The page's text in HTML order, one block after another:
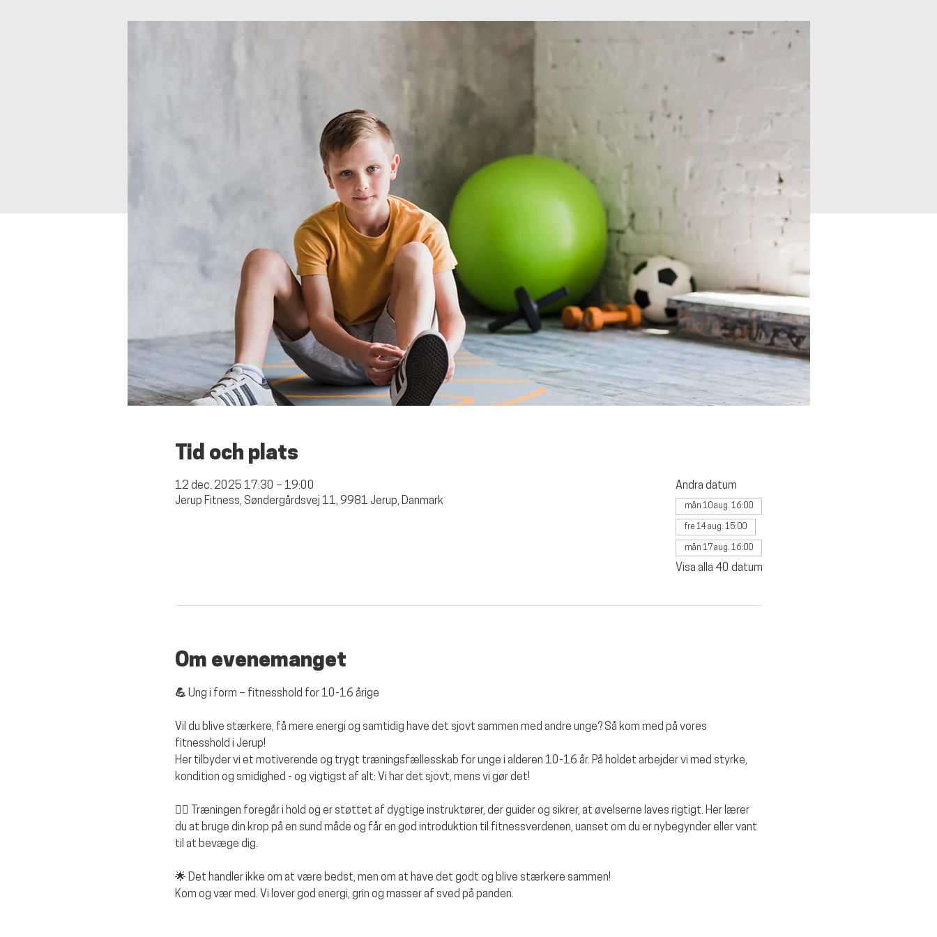
Tid och plats
12 dec. 2025 17:30 – 19:00
Jerup Fitness, Søndergårdsvej 11, 9981 Jerup, Danmark
Andra datum
mån 10 aug. 16:00
fre 14 aug. 15:00
mån 17 aug. 16:00
Visa alla 40 datum
Om evenemanget
💪 Ung i form – fitnesshold for 10-16 årige
Vil du blive stærkere, få mere energi og samtidig have det sjovt sammen med andre unge? Så kom med på vores
fitnesshold i Jerup!
Her tilbyder vi et motiverende og trygt træningsfællesskab for unge i alderen 10-16 år. På holdet arbejder vi med styrke,
kondition og smidighed - og vigtigst af alt: Vi har det sjovt, mens vi gør det!
🏋️‍♂️ Træningen foregår i hold og er støttet af dygtige instruktører, der guider og sikrer, at øvelserne laves rigtigt. Her lærer
du at bruge din krop på en sund måde og får en god introduktion til fitnessverdenen, uanset om du er nybegynder eller vant
til at bevæge dig.
🌟 Det handler ikke om at være bedst, men om at have det godt og blive stærkere sammen!
Kom og vær med. Vi lover god energi, grin og masser af sved på panden.